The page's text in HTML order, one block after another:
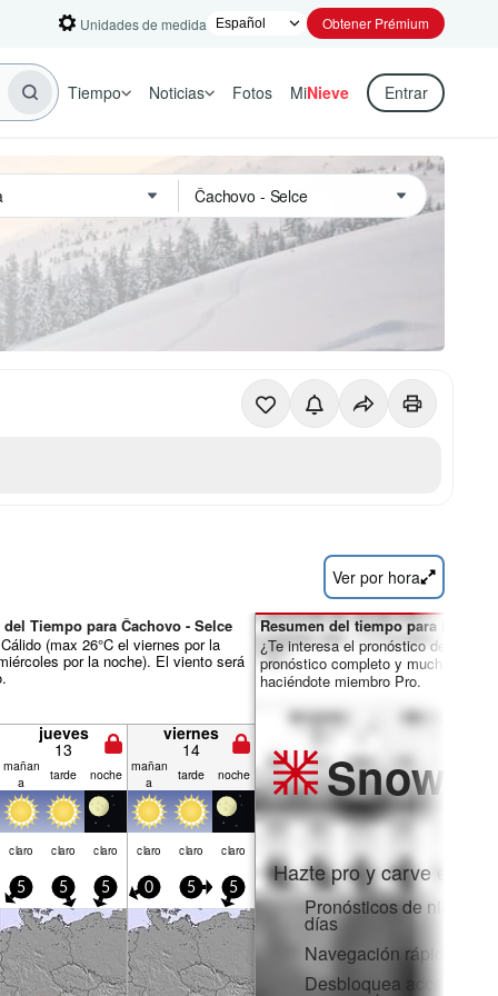
Unidades de medida Obtener Prémium
Tiempo Noticias Fotos MiNieve Entrar
Ver por hora
del Tiempo para Čachovo - Selce
(max 26°C el viernes por la
por la noche). El viento será
jueves
13
viernes
14
mañan
a
tarde noche mañan
a
tarde noche
claro claro claro claro claro claro
5 5 5 0 5 5
Resumen del tiempo para los días
¿Te interesa el pronóstico de 16
pronóstico completo y muchas más
haciéndote miembro Pro.
Snow
Hazte pro y carve en:
Pronósticos de nieve
días
Navegación rápida sin
Desbloquea acceso